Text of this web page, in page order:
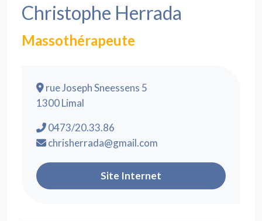
Christophe Herrada
Massothérapeute
rue Joseph Sneessens 5
1300 Limal
0473/20.33.86
chrisherrada@gmail.com
Site Internet